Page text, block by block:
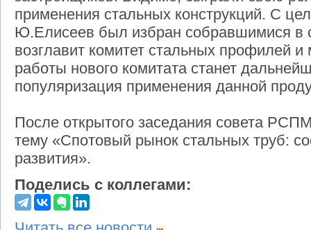
применения стальных конструкций. С
Ю.Елисеев был избран собравшимися в
возглавит комитет стальных профилей
работы нового комитата станет
популяризация применения данной
После открытого заседания совета
тему «Спотовый рынок стальных труб:
развития».
Поделись с коллегами: